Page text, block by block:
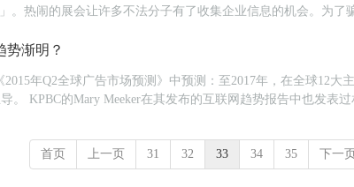
。热闹的展会让许多不法分子有了收集企业信息的机会。为
势渐明？
年Q2全球广告市场预测》中预测：至2017年，在全球12
。 KPBC的Mary Meeker在其发布的互联网趋势报告中也发
首页 上一页 31 32 33 34 35 下一页